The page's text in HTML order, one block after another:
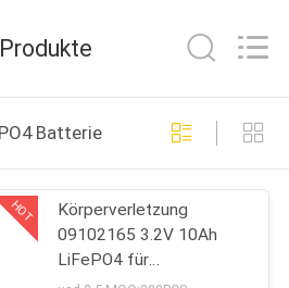
Energie-
System
121
Produkte
Batterie
HOT
Körperverletzung
09102165 3.2V 10Ah
LiFePO4 für